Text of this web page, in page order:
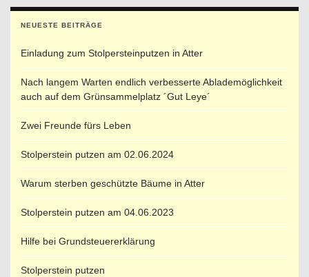
NEUESTE BEITRÄGE
Einladung zum Stolpersteinputzen in Atter
Nach langem Warten endlich verbesserte Ablademöglichkeit
auch auf dem Grünsammelplatz ´Gut Leye´
Zwei Freunde fürs Leben
Stolperstein putzen am 02.06.2024
Warum sterben geschützte Bäume in Atter
Stolperstein putzen am 04.06.2023
Hilfe bei Grundsteuererklärung
Stolperstein putzen